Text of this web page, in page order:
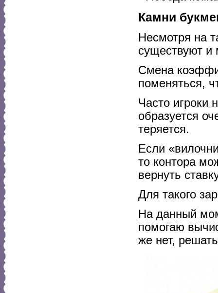
Камни
Несмотря на
существуют и
Смена
поменяться,
Часто игроки
образуется
теряется.
Если
то контора
вернуть
Для такого
На данный
помогаю
же нет,